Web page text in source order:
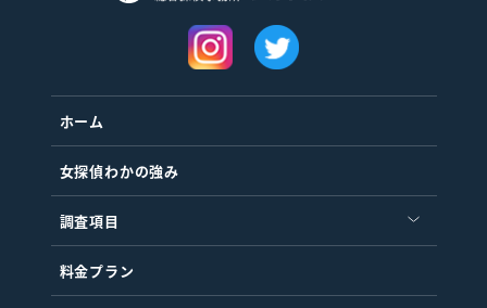
ホーム
女探偵わかの強み
調査項目
料金プラン